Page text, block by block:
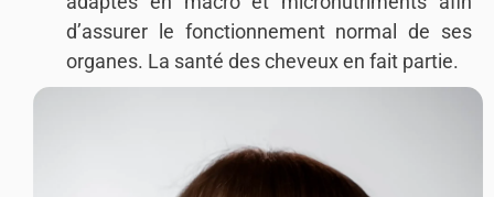
d’assurer le fonctionnement normal de ses
organes. La santé des cheveux en fait partie.